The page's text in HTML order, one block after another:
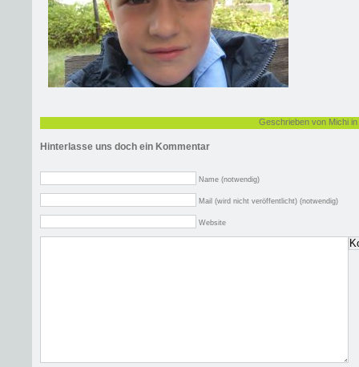
Geschrieben von Michi
Hinterlasse uns doch ein Kommentar
Name (notwendig)
Mail (wird nicht veröffentlicht) (notwendig)
Website